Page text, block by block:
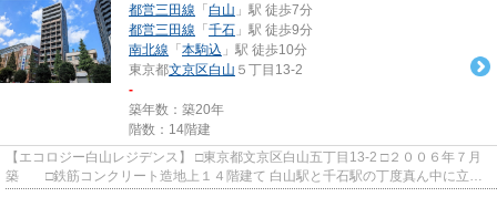
都営三田線 「 白山 」駅 徒歩7分
都営三田線 「 千石 」駅 徒歩9分
南北線 「 本駒込 」駅 徒歩10分
東京都文京区白山 ５丁目13-2
-
築年数：築20年
階数：14階建
【エコロジー白山レジデンス】 □東京都文京区白山五丁目13-2 □２００６年７月
築 □鉄筋コンクリート造地上１４階建て 白山駅と千石駅の丁度真ん中に立地